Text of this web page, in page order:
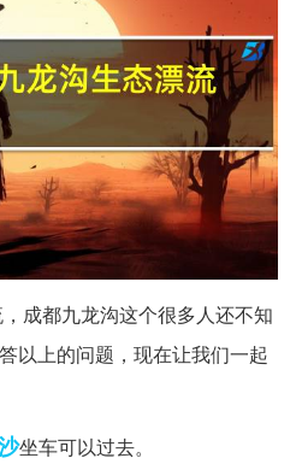
成都九龙沟这个很多人还不知
以上的问题，现在让我们一起
坐车可以过去。